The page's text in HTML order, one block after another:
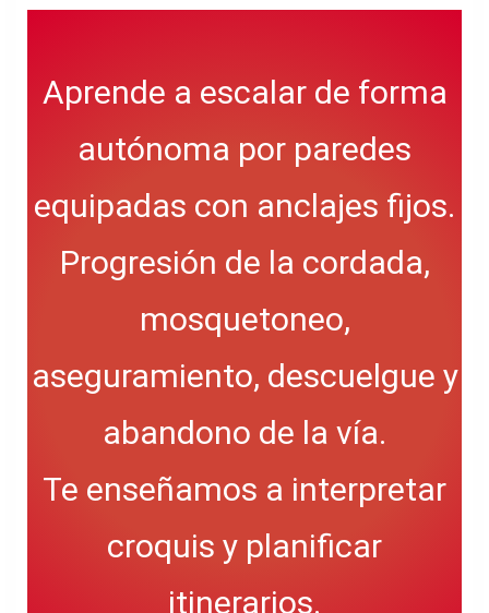
Aprende a escalar de forma
autónoma por paredes
equipadas con anclajes fijos.
Progresión de la cordada,
mosquetoneo,
aseguramiento, descuelgue y
abandono de la vía.
Te enseñamos a interpretar
croquis y planificar
itinerarios.